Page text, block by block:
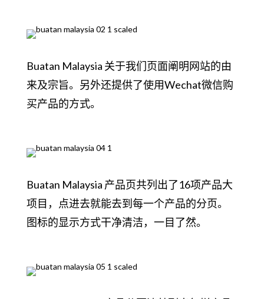
Buatan Malaysia 关于我们页面阐明网站的由
来及宗旨。另外还提供了使用Wechat微信购
买产品的方式。
Buatan Malaysia 产品页共列出了16项产品大
项目，点进去就能去到每一个产品的分页。
图标的显示方式干净清洁，一目了然。